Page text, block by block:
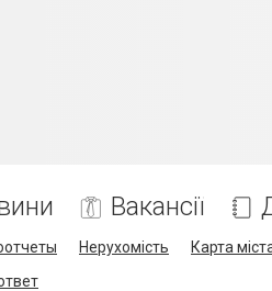
Вакансії
Нерухомість Карта